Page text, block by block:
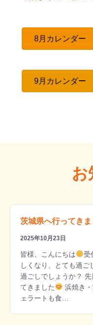
8月カレンダー
9月カレンダー
お
茨城県へ行ってきま
2025年10月23日
皆様、こんにちは
受
しくなり、とても過
過ごしでしょうか？
てきました
浜焼き
ェラートも食…